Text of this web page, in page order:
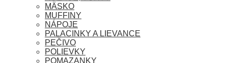
MÄSKO
MUFFINY
NÁPOJE
PALACINKY A LIEVANCE
PEČIVO
POLIEVKY
POMAZANKY